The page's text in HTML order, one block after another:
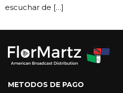
escuchar de […]
METODOS DE PAGO